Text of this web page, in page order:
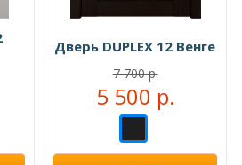
Дверь DUPLEX 12 Венге
7 700 р.
5 500 р.